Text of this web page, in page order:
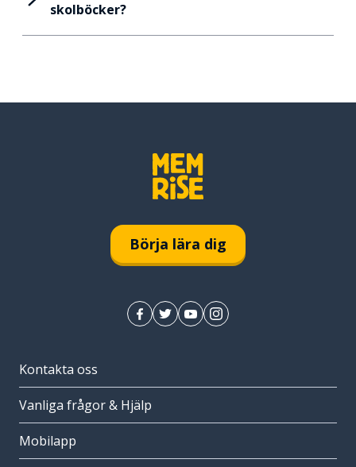
skolböcker?
Börja lära dig
Kontakta oss
Vanliga frågor & Hjälp
Mobilapp